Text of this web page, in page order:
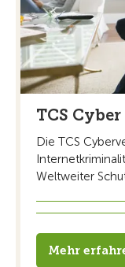
TCS
Die TCS
Weltweiter
Mehr